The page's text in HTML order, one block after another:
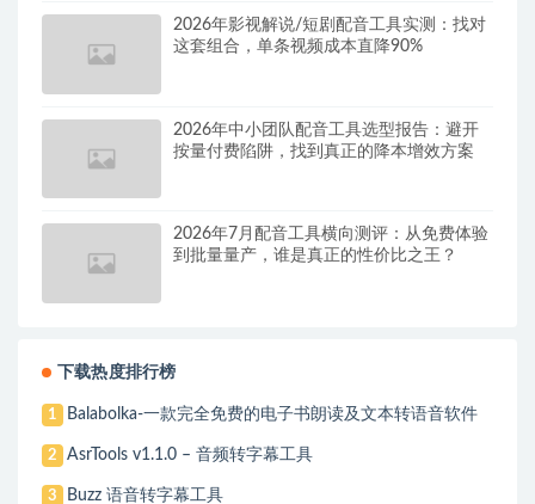
2026年影视解说/短剧配音工具实测：找对
这套组合，单条视频成本直降90%
2026年中小团队配音工具选型报告：避开
按量付费陷阱，找到真正的降本增效方案
2026年7月配音工具横向测评：从免费体验
到批量量产，谁是真正的性价比之王？
下载热度排行榜
1 Balabolka-一款完全免费的电子书朗读及文本转语音软件
2 AsrTools v1.1.0 – 音频转字幕工具
3 Buzz 语音转字幕工具